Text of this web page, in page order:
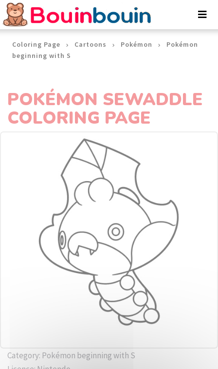
Coloring Page Cartoons Pokémon
Pokémon
beginning with S
POKÉMON SEWADDLE
COLORING PAGE
Category: Pokémon beginning with S
Cookies management panel